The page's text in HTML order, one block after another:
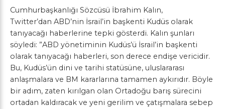
Cumhurbaşkanlığı Sözcüsü İbrahim Kalın,
Twitter’dan ABD’nin İsrail’in başkenti Kudüs olarak
tanıyacağı haberlerine tepki gösterdi. Kalın şunları
söyledi: ”ABD yönetiminin Kudüs’ü İsrail’in başkenti
olarak tanıyacağı haberleri, son derece endişe vericidir.
Bu, Kudüs’ün dini ve tarihi statüsüne, uluslararası
anlaşmalara ve BM kararlarına tamamen aykırıdır. Böyle
bir adım, zaten kırılgan olan Ortadoğu barış sürecini
ortadan kaldıracak ve yeni gerilim ve çatışmalara sebep